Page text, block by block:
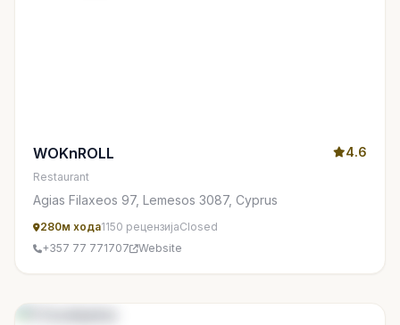
WOKnROLL 4.6
Restaurant
Agias Filaxeos 97, Lemesos 3087, Cyprus
280м хода1150 рецензијаClosed
+357 77 771707
Website